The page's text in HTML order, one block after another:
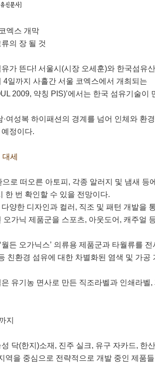
엑스 개막
의 장 될 것
가 뜬다! 서울시(시장 오세훈)와 한국섬유
일까지 사흘간 서울 코엑스에서 개최되는
2009, 약칭 PIS)’에서는 한국 섬유기술이
여성복 하이패션의 경계를 넘어 인체와 환
정이다.
세
로 떠오른 아토피, 각종 알러지 및 냄새 등
한 번 확인할 수 있을 전망이다.
다양한 디자인과 컬러, 직조 및 패턴 개발을
가닉 제품군을 스포츠, 아웃도어, 캐주얼
든 오가닉스’ 의류용 제품군과 타월류를 전
친환경 섬유에 대한 차별화된 염색 및 가공
유기농 면사로 만든 직조라벨과 인쇄라벨
지
닥(한지)소재, 진주 실크, 유구 자카드, 한
역을 중심으로 전략적으로 개발 중인 제품